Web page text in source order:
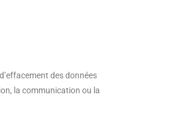
des données
la communication ou la